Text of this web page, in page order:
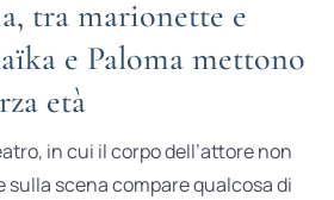
tra marionette e
e Paloma mettono
età
in cui il corpo dell’attore non
sulla scena compare qualcosa di